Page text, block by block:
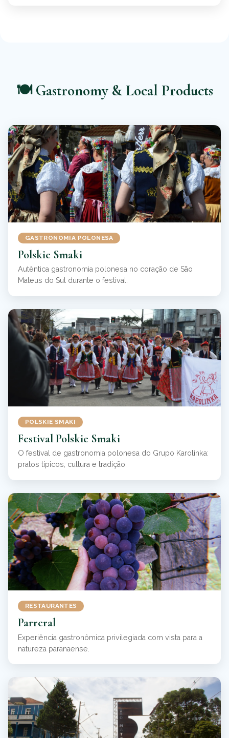
🍽️ Gastronomy & Local Products
GASTRONOMIA POLONESA
Polskie Smaki
Autêntica gastronomia polonesa no coração de São
Mateus do Sul durante o festival.
POLSKIE SMAKI
Festival Polskie Smaki
O festival de gastronomia polonesa do Grupo Karolinka:
pratos típicos, cultura e tradição.
RESTAURANTES
Parreral
Experiência gastronômica privilegiada com vista para a
natureza paranaense.